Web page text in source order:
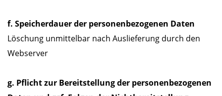
f. Speicherdauer der personenbezogenen Daten
Löschung unmittelbar nach Auslieferung durch den
Webserver
g. Pflicht zur Bereitstellung der personenbezogenen